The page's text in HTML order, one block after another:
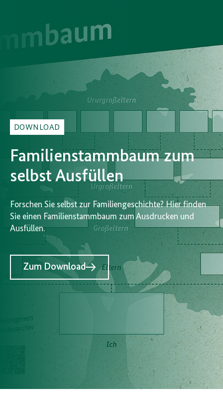
DOWNLOAD
Familienstammbaumzum
selbst Ausfüllen
Forschen Sie selbst zur Familiengeschichte? Hier finden
Sie einen Familienstammbaum zum Ausdrucken und
Ausfüllen.
Zum Download